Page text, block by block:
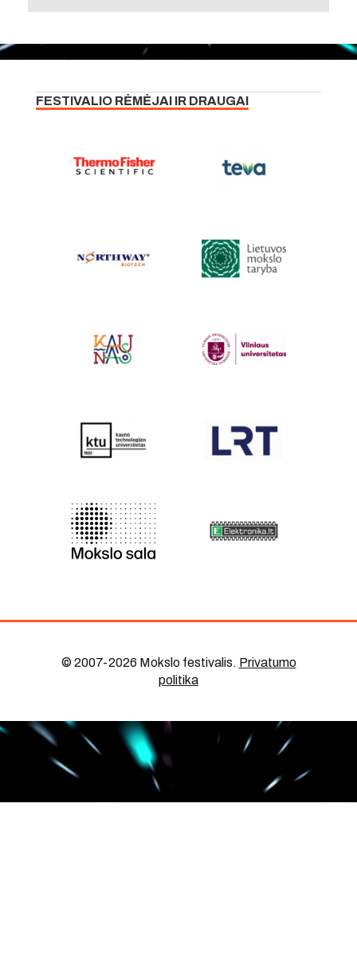
FESTIVALIO RĖMĖJAI IR DRAUGAI
© 2007-2026 Mokslo festivalis. Privatumo
politika